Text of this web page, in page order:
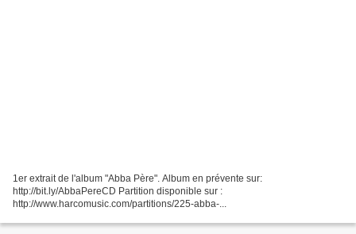
1er extrait de l'album "Abba Père". Album en prévente sur:
http://bit.ly/AbbaPereCD Partition disponible sur :
http://www.harcomusic.com/partitions/225-abba-...